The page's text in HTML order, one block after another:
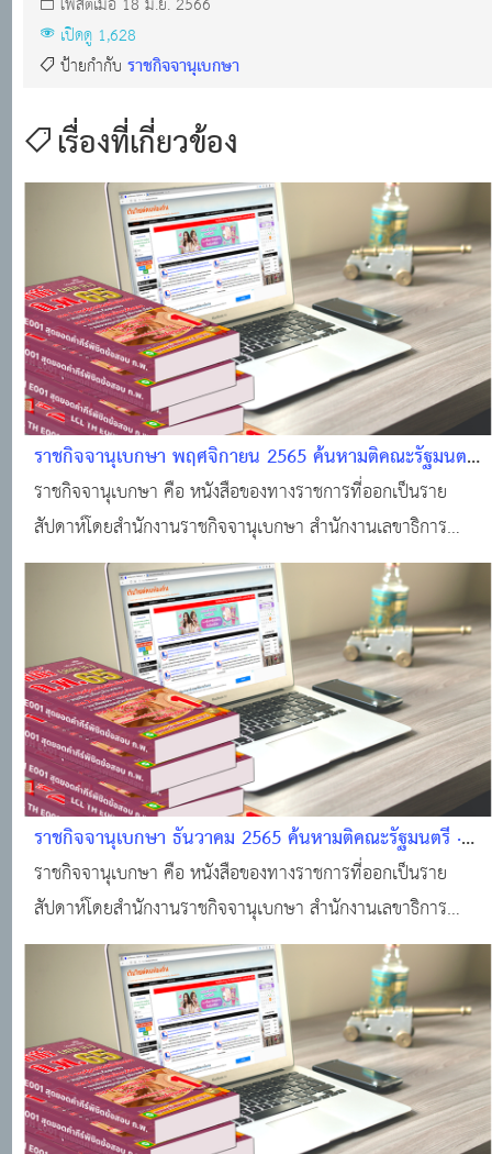
เปิดดู 1,628
ป้ายกำกับราชกิจจานุเบกษา
เรื่องที่เกี่ยวข้อง
ราชกิจจานุเบกษา พฤศจิกายน 2565 ค้นหามติคณะรัฐมนตรี
· ราชกิจจานุเบกษา · ระบบงานทะเบียนฐานันดร · ศูนย์
บริการข้อมูลมติคณะรัฐมนตรี
ราชกิจจานุเบกษา คือ หนังสือของทางราชการที่ออกเป็นราย
สัปดาห์โดยสำนักงานราชกิจจานุเบกษา สำนักงานเลขาธิการ
คณะรัฐมนตรี สำหรับลงประกาศเกี่ยวกับกฎหมาย กฎ ระเบียบ
ข้อบังคับ ตลอดจนประกาศของกระทรวง ทบวง กรมต่างๆ
ราชกิจจานุเบกษา ธันวาคม 2565 ค้นหามติคณะรัฐมนตรี ·
ราชกิจจานุเบกษา · ระบบงานทะเบียนฐานันดร · ศูนย์บริการ
ข้อมูลมติคณะรัฐมนตรี
ราชกิจจานุเบกษา คือ หนังสือของทางราชการที่ออกเป็นราย
สัปดาห์โดยสำนักงานราชกิจจานุเบกษา สำนักงานเลขาธิการ
คณะรัฐมนตรี สำหรับลงประกาศเกี่ยวกับกฎหมาย กฎ ระเบียบ
ข้อบังคับ ตลอดจนประกาศของกระทรวง ทบวง กรมต่างๆ